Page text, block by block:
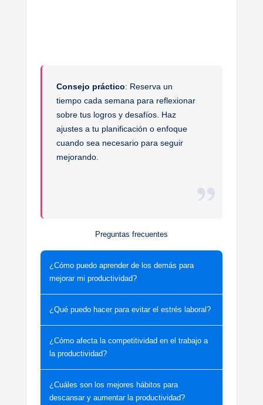
Consejo práctico: Reserva un
tiempo cada semana para reflexionar
sobre tus logros y desafíos. Haz
ajustes a tu planificación o enfoque
cuando sea necesario para seguir
mejorando.
Preguntas frecuentes
¿Cómo puedo aprender de los demás para
mejorar mi productividad?
¿Qué puedo hacer para evitar el estrés laboral?
¿Cómo afecta la competitividad en el trabajo a
la productividad?
¿Cuáles son los mejores hábitos para
descansar y aumentar la productividad?